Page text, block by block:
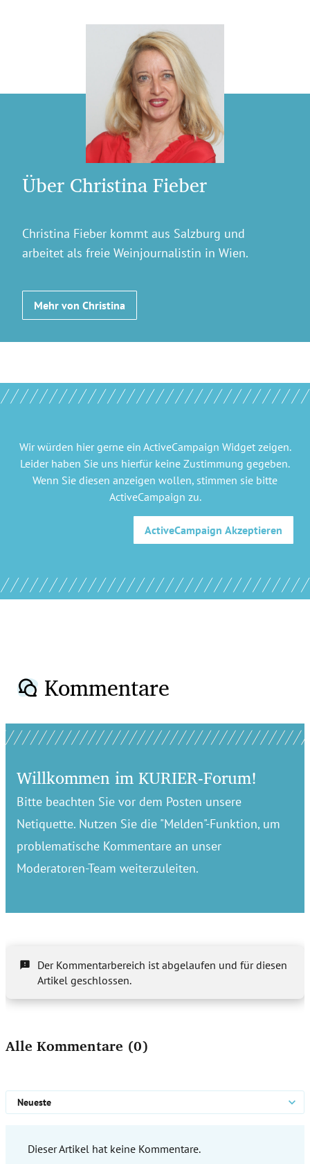
Über Christina Fieber
Christina Fieber kommt aus Salzburg und
arbeitet als freie Weinjournalistin in Wien.
Mehr von Christina
Wir würden hier gerne ein ActiveCampaign Widgetzeigen.
Leider haben Sie uns hierfür keine Zustimmung gegeben.
Wenn Sie diesen anzeigen wollen, stimmen sie bitte
ActiveCampaign zu.
ActiveCampaign Akzeptieren
Kommentare